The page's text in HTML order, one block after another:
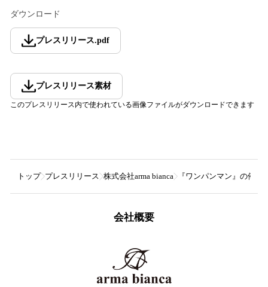
ダウンロード
プレスリリース.pdf
プレスリリース素材
このプレスリリース内で使われている画像ファイルがダウンロードできます
トップ プレスリリース 株式会社arma bianca 『ワンパンマン』の俺
会社概要